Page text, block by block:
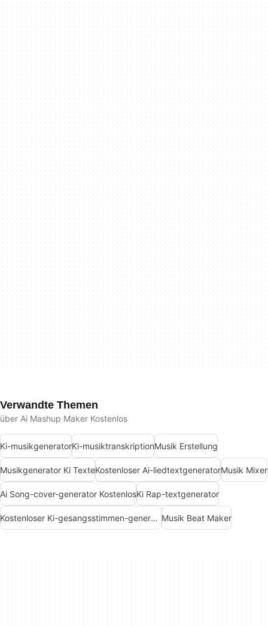
Verwandte Themen
über Ai Mashup Maker Kostenlos
Ki-musikgeneratorKi-musiktranskriptionMusik Erstellung
Musikgenerator Ki TexteKostenloser Ai-liedtextgeneratorMusik Mixer
Ai Song-cover-generator KostenlosKi Rap-textgenerator
Kostenloser Ki-gesangsstimmen-generator Musik Beat Maker